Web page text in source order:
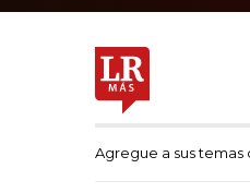
Agregue a sus temas